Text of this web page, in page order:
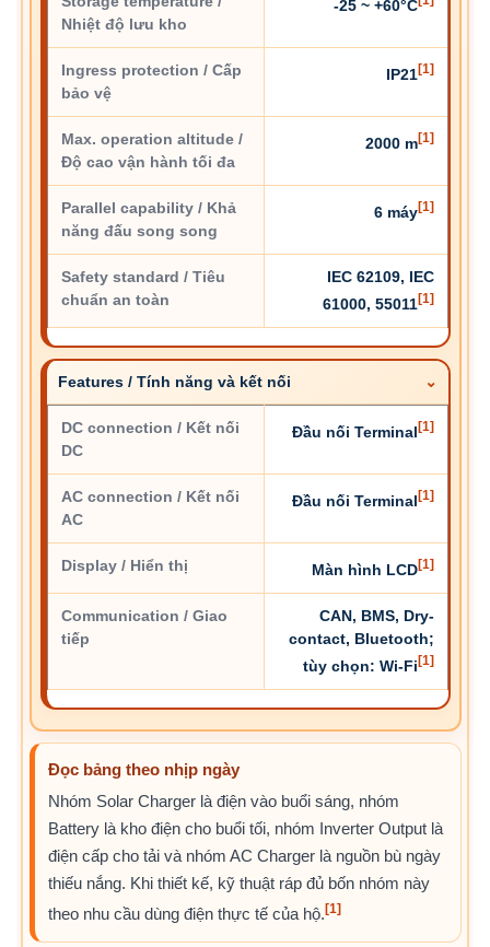
Nhiệt độ lưu kho
-25 ~ +60°C
Ingress protection / Cấp
bảo vệ
IP21[1]
Max. operation altitude /
Độ cao vận hành tối đa
2000 m[1]
Parallel capability / Khả
năng đấu song song
6 máy[1]
Safety standard / Tiêu
chuẩn an toàn
IEC 62109, IEC
61000, 55011[1]
Features / Tính năng và kết nối
DC connection / Kết nối
DC
Đầu nối Terminal [1]
AC connection / Kết nối
AC
Đầu nối Terminal [1]
Display / Hiển thị Màn hình LCD[1]
Communication / Giao
tiếp
CAN, BMS, Dry-
contact, Bluetooth;
tùy chọn: Wi-Fi [1]
Đọc bảng theo nhịp ngày
Nhóm Solar Charger là điện vào buổi sáng, nhóm
Battery là kho điện cho buổi tối, nhóm Inverter Output là
điện cấp cho tải và nhóm AC Charger là nguồn bù ngày
thiếu nắng. Khi thiết kế, kỹ thuật ráp đủ bốn nhóm này
theo nhu cầu dùng điện thực tế của hộ.[1]